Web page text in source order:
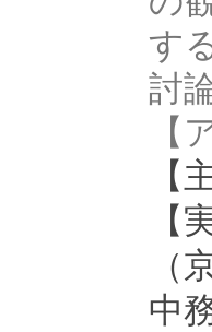
す
討
【
【
（
中